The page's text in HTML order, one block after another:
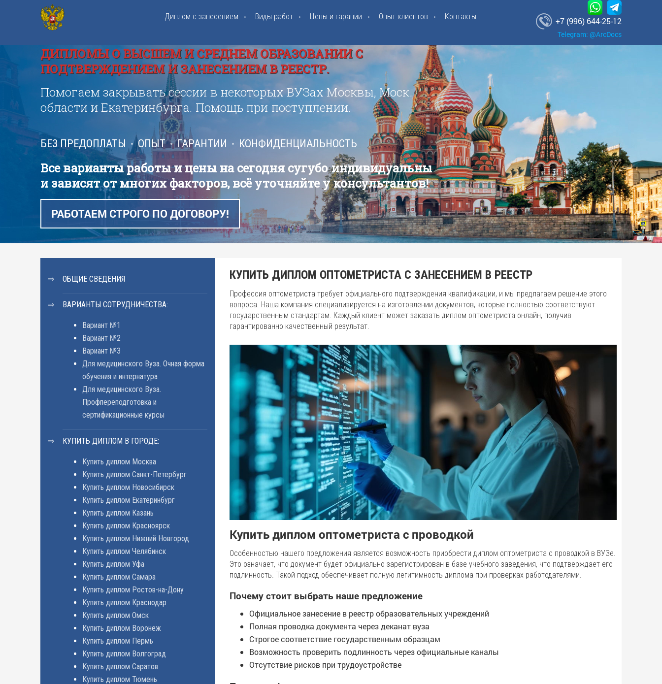
Диплом с занесением Виды работ Цены и гарании Опыт клиентов Контакты +7 (996) 644-25-12
Telegram: @ArcDocs
ДИПЛОМЫ О ВЫСШЕМ И СРЕДНЕМ ОБРАЗОВАНИИ С
ПОДТВЕРЖДЕНИЕМ И ЗАНЕСЕНИЕМ В РЕЕСТР.
Помогаем закрывать сессии в некоторых ВУЗах Москвы, Моск.
области и Екатеринбурга. Помощь при поступлении.
БЕЗ ПРЕДОПЛАТЫ ОПЫТ ГАРАНТИИ КОНФИДЕНЦИАЛЬНОСТЬ
Все варианты работы и цены на сегодня сугубо индивидуальны
и зависят от многих факторов, всё уточняйте у консультантов!
РАБОТАЕМ СТРОГО ПО ДОГОВОРУ!
ОБЩИЕ СВЕДЕНИЯ
ВАРИАНТЫ СОТРУДНИЧЕСТВА:
Вариант №1
Вариант №2
Вариант №3
Для медицинского Вуза. Очная форма
обучения и интернатура
Для медицинского Вуза.
Профпереподготовка и
сертификационные курсы
КУПИТЬ ДИПЛОМ В ГОРОДЕ:
Купить диплом Москва
Купить диплом Санкт-Петербург
Купить диплом Новосибирск
Купить диплом Екатеринбург
Купить диплом Казань
Купить диплом Красноярск
Купить диплом Нижний Новгород
Купить диплом Челябинск
Купить диплом Уфа
Купить диплом Самара
Купить диплом Ростов-на-Дону
Купить диплом Краснодар
Купить диплом Омск
Купить диплом Воронеж
Купить диплом Пермь
Купить диплом Волгоград
Купить диплом Саратов
Купить диплом Тюмень
КУПИТЬ ДИПЛОМ ОПТОМЕТРИСТА С ЗАНЕСЕНИЕМ В РЕЕСТР
Профессия оптометриста требует официального подтверждения квалификации, и мы предлагаем решение этого
вопроса. Наша компания специализируется на изготовлении документов, которые полностью соответствуют
государственным стандартам. Каждый клиент может заказать диплом оптометриста онлайн, получив
гарантированно качественный результат.
Купить диплом оптометриста с проводкой
Особенностью нашего предложения является возможность приобрести диплом оптометриста с проводкой в ВУЗе.
Это означает, что документ будет официально зарегистрирован в базе учебного заведения, что подтверждает его
подлинность. Такой подход обеспечивает полную легитимность диплома при проверках работодателями.
Почему стоит выбрать наше предложение
Официальное занесение в реестр образовательных учреждений
Полная проводка документа через деканат вуза
Строгое соответствие государственным образцам
Возможность проверить подлинность через официальные каналы
Отсутствие рисков при трудоустройстве